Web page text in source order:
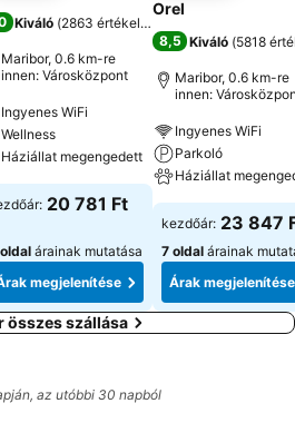
Kiváló (2863 értékelés
Maribor, 0.6 km-re
innen: Városközpont
Ingyenes WiFi
Wellness
Háziállat megengedett
20 781 Ft
árainak mutatása
megjelenítése
Orel
8,5 Kiváló (5818
Maribor, 0.6 km-re
innen:
Ingyenes WiFi
Parkoló
Háziállat
kezdőár: 23 847
7 oldal árainak
Árak megjelenítése
összes szállása
az utóbbi 30 napból